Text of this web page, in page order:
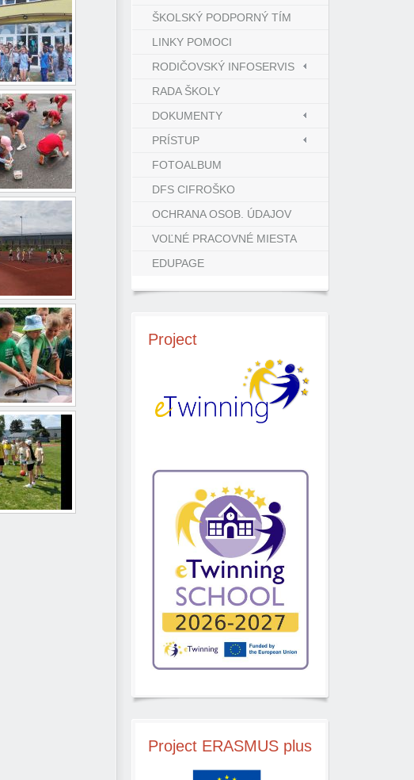
ŠKOLSKÝ PODPORNÝ TÍM
LINKY POMOCI
RODIČOVSKÝ INFOSERVIS
RADA ŠKOLY
DOKUMENTY
PRÍSTUP
FOTOALBUM
DFS CIFROŠKO
OCHRANA OSOB. ÚDAJOV
VOĽNÉ PRACOVNÉ MIESTA
EDUPAGE
Project
Project ERASMUS plus